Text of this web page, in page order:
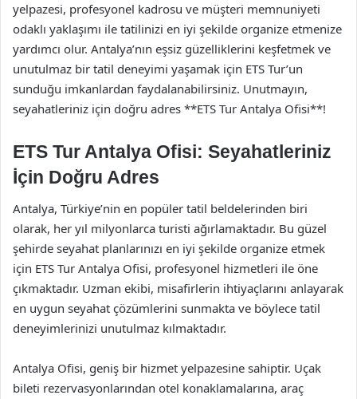
yelpazesi, profesyonel kadrosu ve müşteri memnuniyeti
odaklı yaklaşımı ile tatilinizi en iyi şekilde organize etmenize
yardımcı olur. Antalya’nın eşsiz güzelliklerini keşfetmek ve
unutulmaz bir tatil deneyimi yaşamak için ETS Tur’un
sunduğu imkanlardan faydalanabilirsiniz. Unutmayın,
seyahatleriniz için doğru adres **ETS Tur Antalya Ofisi**!
ETS Tur Antalya Ofisi: Seyahatleriniz
İçin Doğru Adres
Antalya, Türkiye’nin en popüler tatil beldelerinden biri
olarak, her yıl milyonlarca turisti ağırlamaktadır. Bu güzel
şehirde seyahat planlarınızı en iyi şekilde organize etmek
için ETS Tur Antalya Ofisi, profesyonel hizmetleri ile öne
çıkmaktadır. Uzman ekibi, misafirlerin ihtiyaçlarını anlayarak
en uygun seyahat çözümlerini sunmakta ve böylece tatil
deneyimlerinizi unutulmaz kılmaktadır.
Antalya Ofisi, geniş bir hizmet yelpazesine sahiptir. Uçak
bileti rezervasyonlarından otel konaklamalarına, araç